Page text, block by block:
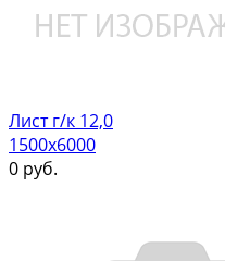
Лист г/к 12,0
1500х6000
0 руб.